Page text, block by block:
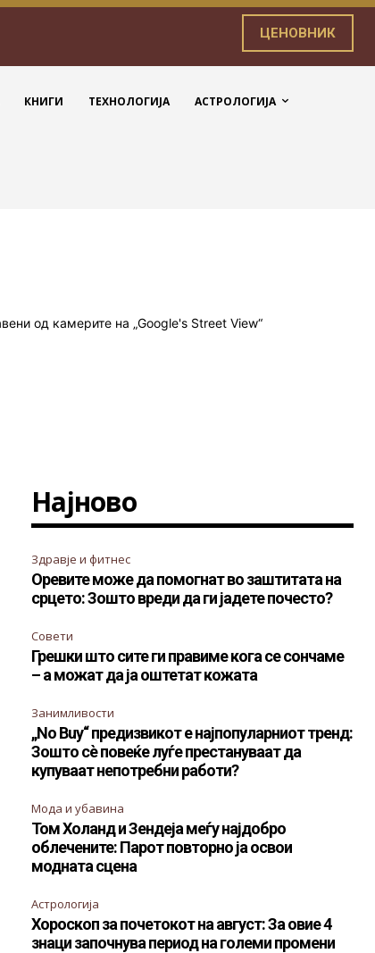
ЦЕНОВНИК
КНИГИ ТЕХНОЛОГИЈА АСТРОЛОГИЈА
Најново
Здравје и фитнес
Оревите може да помогнат во заштитата на
срцето: Зошто вреди да ги јадете почесто?
Совети
Грешки што сите ги правиме кога се сончаме
– а можат да ја оштетат кожата
Занимливости
„No Buy“ предизвикот е најпопуларниот тренд:
Зошто сè повеќе луѓе престануваат да
купуваат непотребни работи?
Мода и убавина
Том Холанд и Зендеја меѓу најдобро
облечените: Парот повторно ја освои
модната сцена
Астрологија
Хороскоп за почетокот на август: За овие 4
знаци започнува период на големи промени